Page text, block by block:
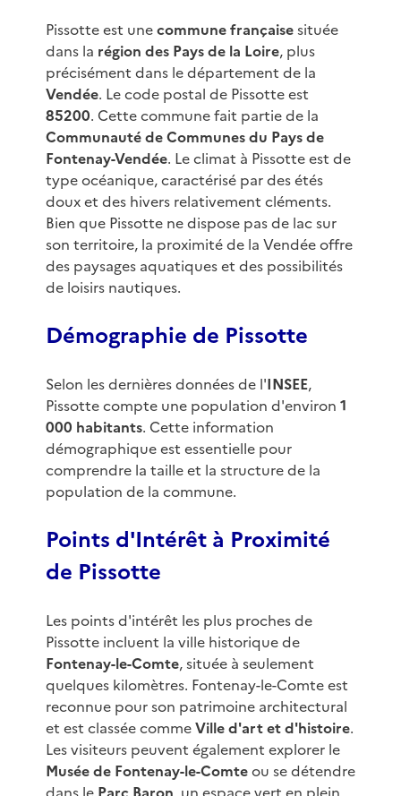
Pissotte est unecommune françaisesituée
dans la région des Pays de la Loire, plus
précisément dans le département de la
Vendée. Le code postal de Pissotte est
85200. Cette commune fait partie de la
Communauté de Communes du Pays de
Fontenay-Vendée. Le climat à Pissotte est de
type océanique, caractérisé par des étés
doux et des hivers relativement cléments.
Bien que Pissotte ne dispose pas de lac sur
son territoire, la proximité de la Vendée offre
des paysages aquatiques et des possibilités
de loisirs nautiques.
Démographie de Pissotte
Selon les dernières données de l'INSEE,
Pissotte compte une population d'environ 1
000 habitants. Cette information
démographique est essentielle pour
comprendre la taille et la structure de la
population de la commune.
Points d'Intérêt à Proximité
de Pissotte
Les points d'intérêt les plus proches de
Pissotte incluent la ville historique de
Fontenay-le-Comte, située à seulement
quelques kilomètres. Fontenay-le-Comte est
reconnue pour son patrimoine architectural
et est classée commeVille d'art et d'histoire.
Les visiteurs peuvent également explorer le
Musée de Fontenay-le-Comteou se détendre